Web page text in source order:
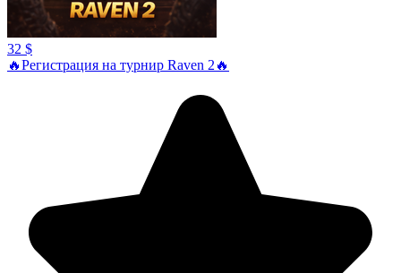
32 $
🔥Регистрация на турнир Raven 2🔥